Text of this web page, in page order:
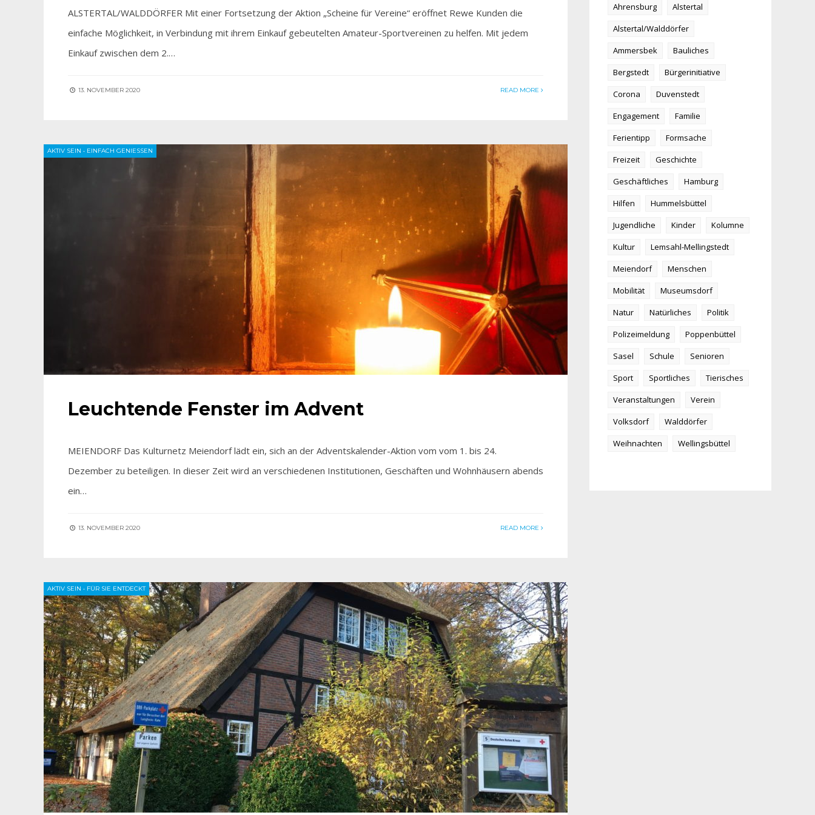
ALSTERTAL/WALDDÖRFER Mit einer Fortsetzung der Aktion „Scheine für Vereine“ eröffnet Rewe Kunden die
einfache Möglichkeit, in Verbindung mit ihrem Einkauf gebeutelten Amateur-Sportvereinen zu helfen. Mit jedem
Einkauf zwischen dem 2.…
13. NOVEMBER 2020 READ MORE
AKTIV SEIN • EINFACH GENIESSEN
Leuchtende Fenster im Advent
MEIENDORF Das Kulturnetz Meiendorf lädt ein, sich an der Adventskalender-Aktion vom vom 1. bis 24.
Dezember zu beteiligen. In dieser Zeit wird an verschiedenen Institutionen, Geschäften und Wohnhäusern abends
ein…
13. NOVEMBER 2020 READ MORE
AKTIV SEIN • FÜR SIE ENTDECKT
Ahrensburg
Alstertal
Alstertal/Walddörfer
Ammersbek
Bauliches
Bergstedt
Bürgerinitiative
Corona
Duvenstedt
Engagement
Familie
Ferientipp
Formsache
Freizeit
Geschichte
Geschäftliches
Hamburg
Hilfen
Hummelsbüttel
Jugendliche
Kinder
Kolumne
Kultur
Lemsahl-Mellingstedt
Meiendorf
Menschen
Mobilität
Museumsdorf
Natur
Natürliches
Politik
Polizeimeldung
Poppenbüttel
Sasel
Schule
Senioren
Sport
Sportliches
Tierisches
Veranstaltungen
Verein
Volksdorf
Walddörfer
Weihnachten
Wellingsbüttel